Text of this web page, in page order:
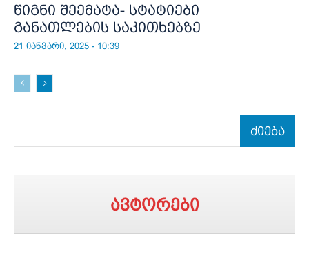
წიგნი შეემატა- სტატიები
განათლების საკითხებზე
21 იანვარი, 2025 - 10:39
ძიება
ავტორები